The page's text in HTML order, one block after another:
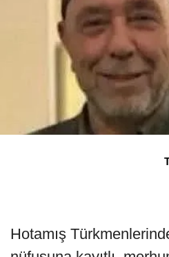
Hotamış